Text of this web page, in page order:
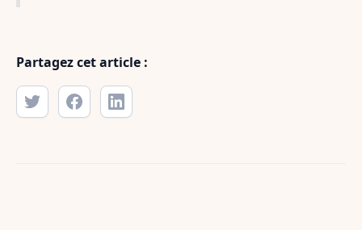
Partagez cet article :